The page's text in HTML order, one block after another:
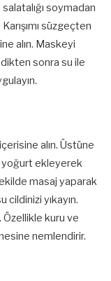
soymadan
süzgeçten
alın. Maskeyi
sonra su ile
alın. Üstüne
yoğurt ekleyerek
masaj yaparak
yıkayın.
kuru ve
nemlendirir.